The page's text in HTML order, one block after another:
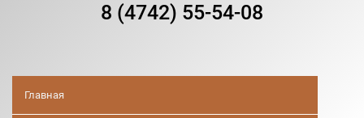
8 (4742) 55-54-08
Главная